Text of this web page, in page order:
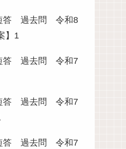
答 過去問 令和8
】1
答 過去問 令和7
答 過去問 令和7
答 過去問 令和7